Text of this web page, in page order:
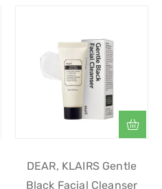
DEAR, KLAIRS Gentle
Black Facial Cleanser